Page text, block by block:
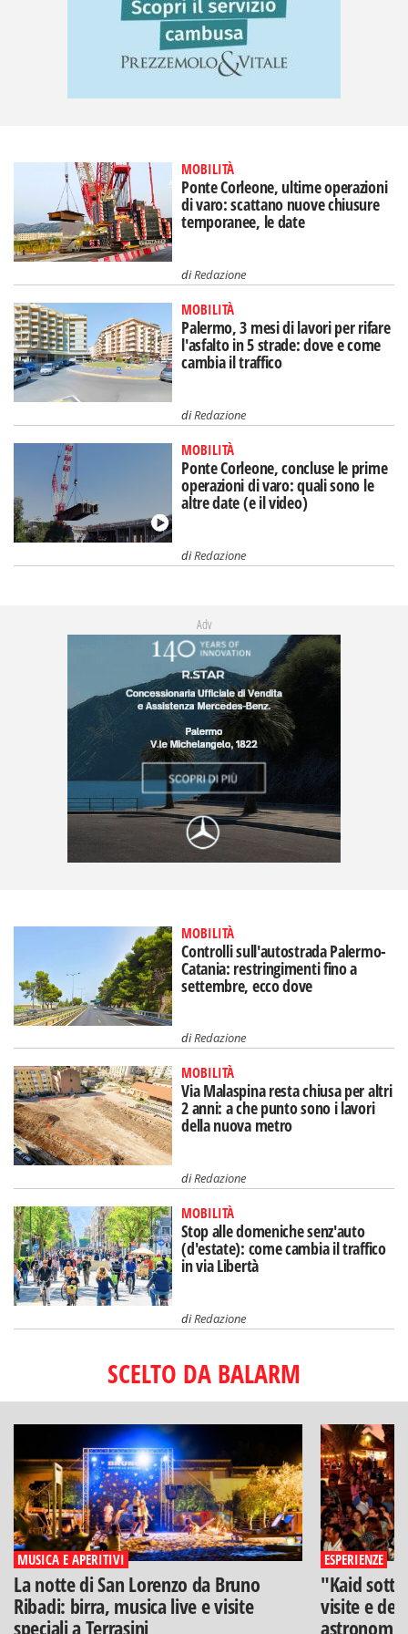
MOBILITÀ
Ponte Corleone, ultime operazioni
di varo: scattano nuove chiusure
temporanee, le date
diRedazione
MOBILITÀ
Palermo, 3 mesi di lavori per rifare
l'asfalto in 5 strade: dove e come
cambia il traffico
diRedazione
MOBILITÀ
Ponte Corleone, concluse le prime
operazioni di varo: quali sono le
altre date (e il video)
diRedazione
Adv
MOBILITÀ
Controlli sull'autostrada Palermo-
Catania: restringimenti fino a
settembre, ecco dove
diRedazione
MOBILITÀ
Via Malaspina resta chiusa per altri
2 anni: a che punto sono i lavori
della nuova metro
diRedazione
MOBILITÀ
Stop alle domeniche senz'auto
(d'estate): come cambia il traffico
in via Libertà
diRedazione
SCELTO DA BALARM
MUSICA E APERITIVI
La notte di San Lorenzo da Bruno
Ribadi: birra, musica live e visite
speciali a Terrasini
ESPERIENZE
"Kaid
visite e
astronomia